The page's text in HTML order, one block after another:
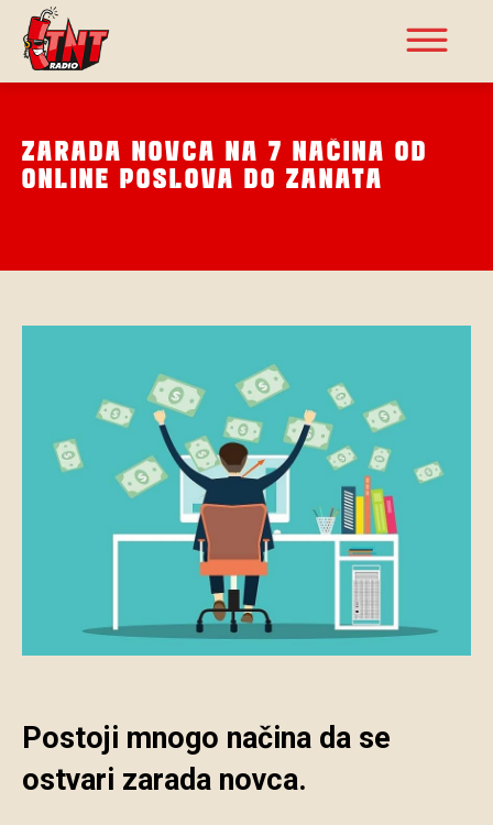
ZARADA NOVCA NA 7 NAČINA OD
ONLINE POSLOVA DO ZANATA
Postoji mnogo načina da se
ostvari zarada novca.